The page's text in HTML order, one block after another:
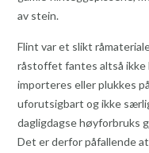
av stein.
Flint var et slikt
råstoffet fantes altså ikke
importeres eller plukkes
uforutsigbart og ikke
dagligdagse høyforbruks
Det er derfor påfallende